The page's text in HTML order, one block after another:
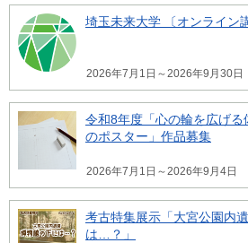
埼玉未来大学 〔オンライン
2026年7月1日～2026年9月30日
令和8年度「心の輪を広げる
のポスター」作品募集
2026年7月1日～2026年9月4日
考古特集展示「大宮公園内
は…？」